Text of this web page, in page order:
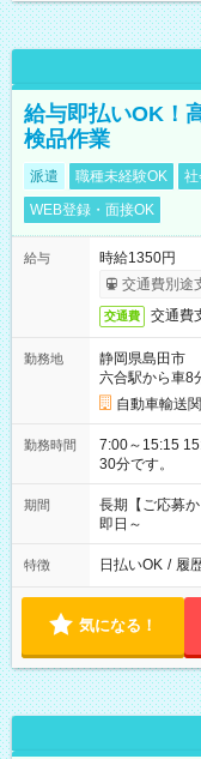
給与即払いOK！
検品作業
派遣 職種未経験OK
WEB登録・面接OK
給与
時給1350円
交通費別途
交通費 交通費
勤務地
静岡県島田市
六合駅から車8
自動車輸送
勤務時間
7:00～15:15 15:00～
30分です。
期間
長期【ご応募
即日～
特徴 日払いOK / 履
気になる！